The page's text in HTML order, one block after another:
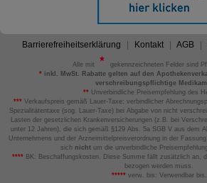
Barrierefreiheitserklärung Kontakt AGB
Alle mit
gekennzeichneten Felder sind
*inkl. MwSt. Rabatte gelten auf den
verschreibungspflichtige
** Unverbindliche Preisempfehlung des
*** Verkaufspreis gemäß Lauer-Taxe; verbindlicher
Spezialitätentaxe (sog. Lauer-Taxe) bei Abgabe von nicht
Lasten der gesetzlichen Krankenversicherungen (z.B. bei
unter 12 Jahren), die sich gemäß §129 Abs. 5a SGB V aus dem
Unternehmens und der Arzneimittelpreisverordnung in der
sich nicht um die unverbindliche
****BK: Beschaffungskosten. Diese Summe fällt zusätzlich an,
bezogen werden muss.
*****verw. bis: Verwendbar bis.